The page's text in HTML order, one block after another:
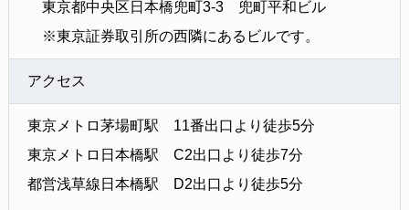
東京都中央区日本橋兜町3-3 兜町平和ビル
※東京証券取引所の西隣にあるビルです。
アクセス
東京メトロ茅場町駅 11番出口より徒歩5分
東京メトロ日本橋駅 C2出口より徒歩7分
都営浅草線日本橋駅 D2出口より徒歩5分